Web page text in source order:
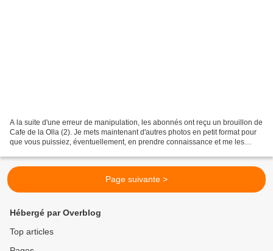
A la suite d'une erreur de manipulation, les abonnés ont reçu un brouillon de
Cafe de la Olla (2). Je mets maintenant d'autres photos en petit format pour
que vous puissiez, éventuellement, en prendre connaissance et me les
Page suivante >
Hébergé par Overblog
Top articles